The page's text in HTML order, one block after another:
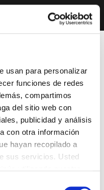
usan para personalizar
funciones de redes
compartimos
del sitio web con
publicidad y análisis
con otra información
hayan recopilado a
sus servicios. Usted